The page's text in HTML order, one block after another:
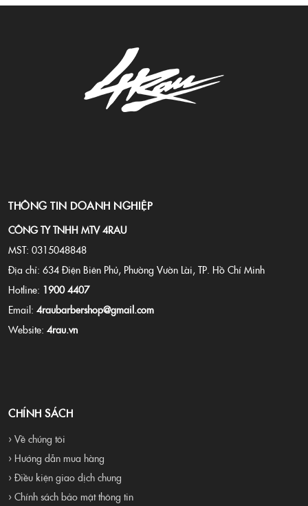
THÔNG TIN DOANH NGHIỆP
CÔNG TY TNHH MTV 4RAU
MST: 0315048848
Địa chỉ: 634 Điện Biên Phủ, Phường Vườn Lài, TP. Hồ Chí Minh
Hotline: 1900 4407
Email: 4raubarbershop@gmail.com
Website: 4rau.vn
CHÍNH SÁCH
› Về chúng tôi
› Hướng dẫn mua hàng
› Điều kiện giao dịch chung
› Chính sách bảo mật thông tin